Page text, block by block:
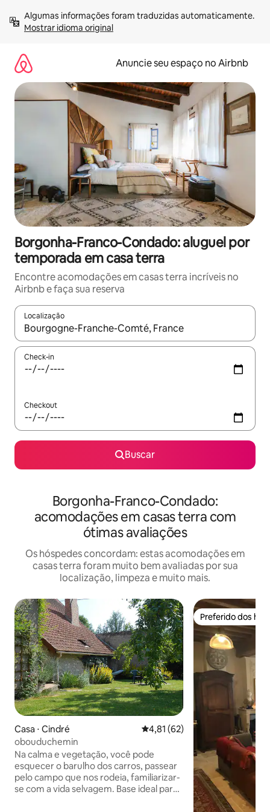
para
Mostrar idioma original
Anuncie seu espaço no Airbnb
Borgonha-Franco-Condado: aluguel por
temporada em casa terra
Encontre acomodações em casas terra incríveis no
Airbnb e faça sua reserva
Localização
Quando os resultados estiverem disponíveis, explore-os
Check-in
Checkout
Buscar
Borgonha-Franco-Condado:
acomodações em casas terra com
ótimas avaliações
Os hóspedes concordam: estas acomodações em
casas terra foram muito bem avaliadas por sua
localização, limpeza e muito mais.
Casa ⋅ Cindré 4,81 de uma avaliação média
4,81 (62)
obouduchemin
Na calma e vegetação, você pode
esquecer o barulho dos carros, passear
pelo campo que nos rodeia, familiarizar-
se com a vida selvagem. Base ideal para
Preferido dos
Preferido dos